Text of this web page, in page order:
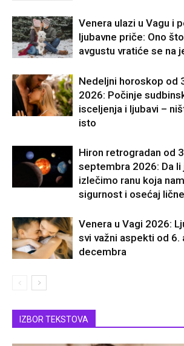
Venera ulazi u Vagu i
ljubavne priče: Ono
avgustu vratiće se na
Nedeljni horoskop od
2026: Počinje
isceljenja i ljubavi –
isto
Hiron retrogradan od
septembra 2026: Da li
izlečimo ranu koja
sigurnost i osećaj
Venera u Vagi 2026:
svi važni aspekti od 6.
decembra
IZBOR TEKSTOVA